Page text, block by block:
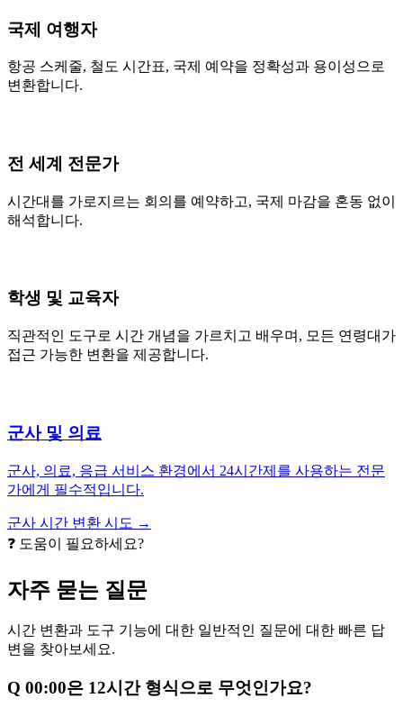
국제 여행자
항공 스케줄, 철도 시간표, 국제 예약을 정확성과 용이성으로
변환합니다.
전 세계 전문가
시간대를 가로지르는 회의를 예약하고, 국제 마감을 혼동 없이
해석합니다.
학생 및 교육자
직관적인 도구로 시간 개념을 가르치고 배우며, 모든 연령대가
접근 가능한 변환을 제공합니다.
군사 및 의료
군사, 의료, 응급 서비스 환경에서 24시간제를 사용하는 전문
가에게 필수적입니다.
군사 시간 변환 시도 →
❓ 도움이 필요하세요?
자주 묻는 질문
시간 변환과 도구 기능에 대한 일반적인 질문에 대한 빠른 답
변을 찾아보세요.
Q 00:00은 12시간 형식으로 무엇인가요?